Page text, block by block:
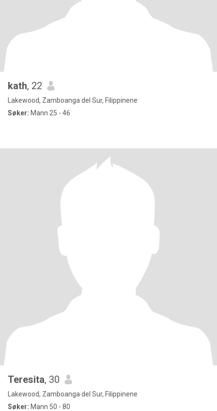
kath, 22
Lakewood, Zamboanga del Sur, Filippinene
Søker: Mann 25 - 46
Teresita, 30
Lakewood, Zamboanga del Sur, Filippinene
Søker: Mann 50 - 80